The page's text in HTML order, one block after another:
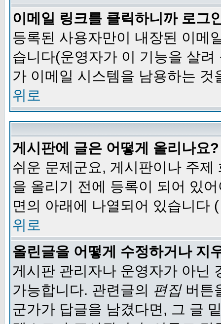
이메일 링크를 클릭하니까 로그
등록된 사용자만이 내장된 이메
습니다(운영자가 이 기능을 살
가 이메일 시스템을 남용하는 것
위로
게시판에 글은 어떻게 올리나요?
쉬운 문제군요, 게시판이나 주
을 올리기 전에 등록이 되어 있
면의 아래에 나열되어 있습니다 (
위로
올린글을 어떻게 수정하거나 지
게시판 관리자나 운영자가 아닌
가능합니다. 관련글의 편집버튼
군가가 답글을 남겼다면, 그 글